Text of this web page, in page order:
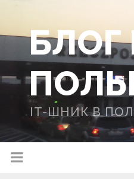
БЛОГ
IT-ШНИК В